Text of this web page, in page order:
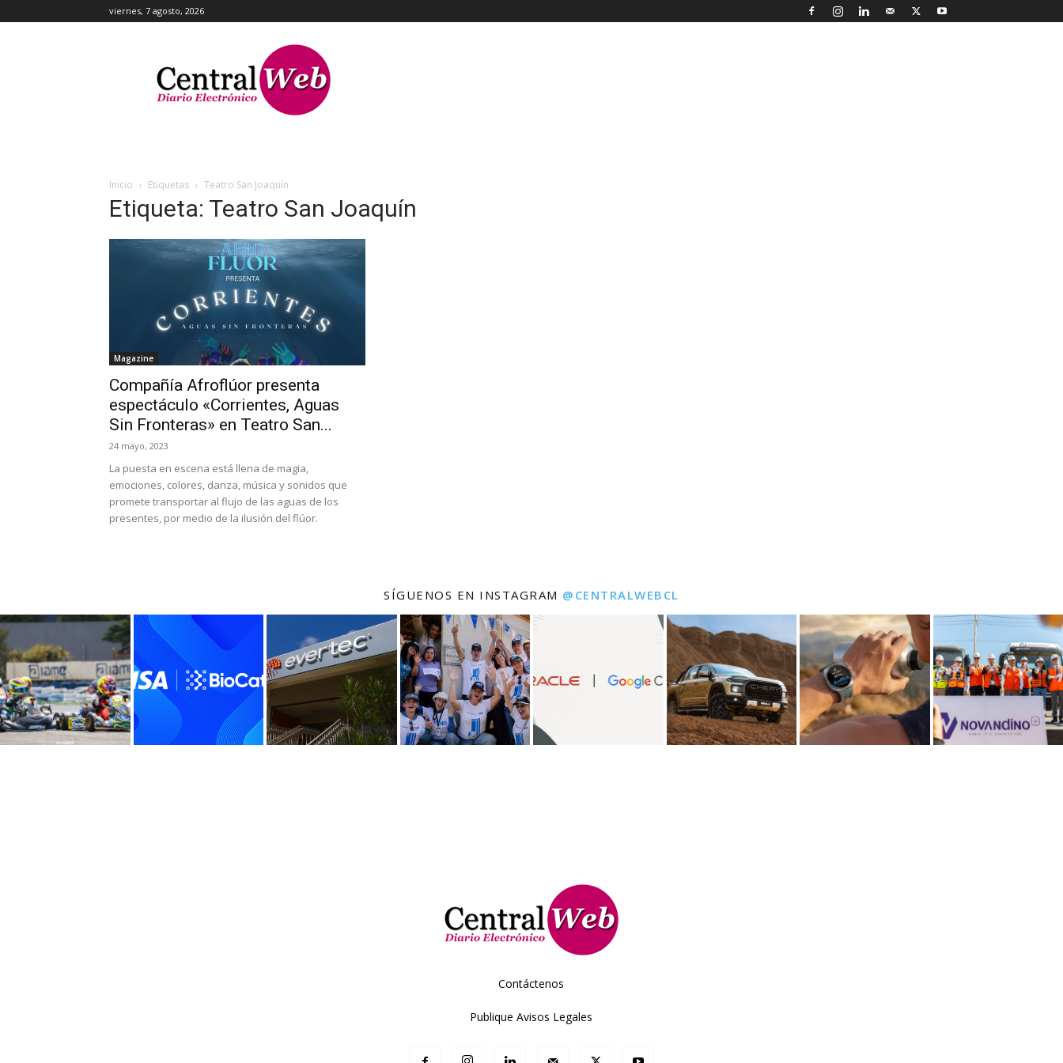
viernes, 7 agosto, 2026
Central
Web
Inicio Etiquetas Teatro San Joaquín
Etiqueta: Teatro San Joaquín
Magazine
Compañía Afroflúor presenta
espectáculo «Corrientes, Aguas
Sin Fronteras» en Teatro San...
24 mayo, 2023
La puesta en escena está llena de magia,
emociones, colores, danza, música y sonidos que
promete transportar al flujo de las aguas de los
presentes, por medio de la ilusión del flúor.
SÍGUENOS EN INSTAGRAM @CENTRALWEBCL
Contáctenos
Publique Avisos Legales